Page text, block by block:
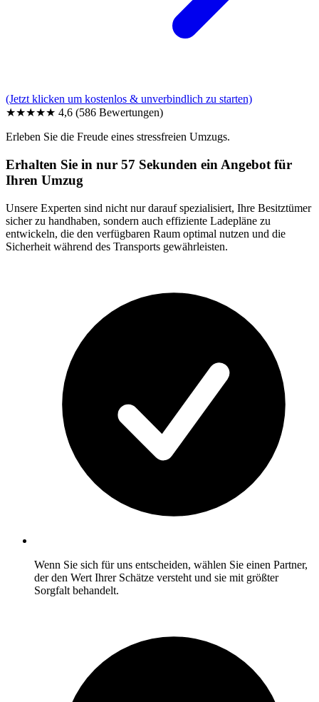
(Jetzt klicken um kostenlos & unverbindlich zu starten)
★★★★★ 4,6 (586 Bewertungen)
Erleben Sie die Freude eines stressfreien Umzugs.
Erhalten Sie in nur 57 Sekunden ein Angebot für
Ihren Umzug
Unsere Experten sind nicht nur darauf spezialisiert, Ihre Besitztümer
sicher zu handhaben, sondern auch effiziente Ladepläne zu
entwickeln, die den verfügbaren Raum optimal nutzen und die
Sicherheit während des Transports gewährleisten.
Wenn Sie sich für uns entscheiden, wählen Sie einen Partner,
der den Wert Ihrer Schätze versteht und sie mit größter
Sorgfalt behandelt.